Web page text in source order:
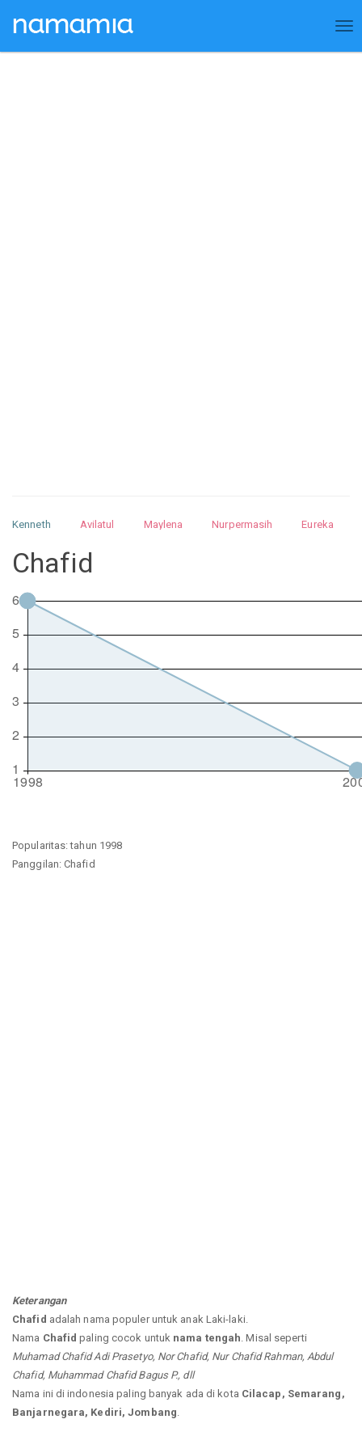
Kenneth Avilatul Maylena Nurpermasih
Eureka
Nurhilman
Pathin
Chafid
Popularitas: tahun 1998
Panggilan: Chafid
Keterangan
Chafid adalah nama populer untuk anak Laki-laki.
Nama Chafid paling cocok untuk nama tengah . Misal seperti
Muhamad Chafid Adi Prasetyo, Nor Chafid, Nur Chafid Rahman, Abdul
Chafid, Muhammad Chafid Bagus P., dll
Nama ini di indonesia paling banyak ada di kota Cilacap, Semarang,
Banjarnegara, Kediri, Jombang